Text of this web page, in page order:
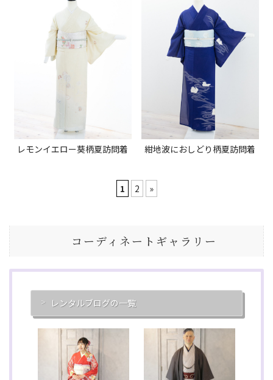
レモンイエロー葵柄夏訪問着 紺地波におしどり柄夏訪問着
1 2 »
コーディネートギャラリー
レンタルブログの一覧